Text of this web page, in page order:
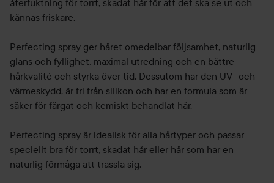
återfuktning för torrt, skadat hår för att det ska se ut och
kännas friskare.
Perfecting spray ger håret omedelbar följsamhet, naturlig
glans och fyllighet, maximal utredning och en bättre
hårkvalité och styrka över tid. Dessutom har den UV- och
värmeskydd, är fri från silikon och har en formula som är
säker för färgat och kemiskt behandlat hår.
Perfecting spray är idealisk för alla hårtyper och passar
speciellt bra för torrt, skadat hår eller hår som har en
naturlig förmåga att trassla sig.